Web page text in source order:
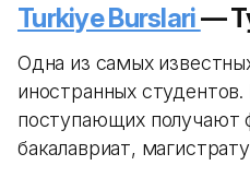
Turkiye Burslari—
Одна из самых
иностранных
поступающих получают
бакалавриат,